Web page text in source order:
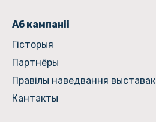
Аб кампаніі
Гiсторыя
Партнёры
Правілы наведвання выставак
Кантакты